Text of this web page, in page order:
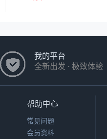
我的平台
全新出发 · 极致体验
帮助中心
常见问题
会员资料